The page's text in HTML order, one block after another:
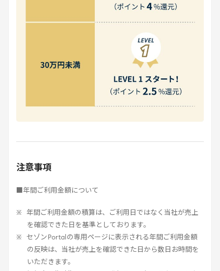
注意事項
■年間ご利用金額について
年間ご利用金額の積算は、ご利用日ではなく当社が売上
を確認できた日を基準としております。
セゾン Portal の専用ページに表示される年間ご利用金額
の反映は、当社が売上を確認できた日から数日お時間を
いただきます。